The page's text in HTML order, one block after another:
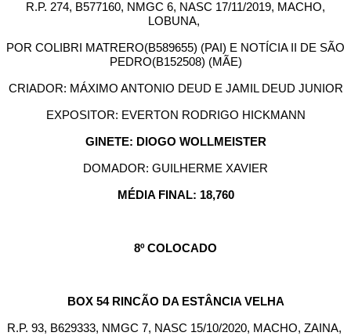
R.P. 274, B577160, NMGC 6, NASC 17/11/2019, MACHO,
LOBUNA,
POR COLIBRI MATRERO(B589655) (PAI) E NOTÍCIA II DE SÃO
PEDRO(B152508) (MÃE)
CRIADOR: MÁXIMO ANTONIO DEUD E JAMIL DEUD JUNIOR
EXPOSITOR: EVERTON RODRIGO HICKMANN
GINETE: DIOGO WOLLMEISTER
DOMADOR: GUILHERME XAVIER
MÉDIA FINAL: 18,760
8º COLOCADO
BOX 54 RINCÃO DA ESTÂNCIA VELHA
R.P. 93, B629333, NMGC 7, NASC 15/10/2020, MACHO, ZAINA,